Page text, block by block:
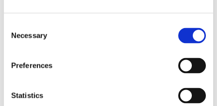
Selection
Necessary
Preferences
Statistics
BESKRIVNING
Stilrent kuddfodral med sydda veck som skapar
en vågig struktur, slät baksida och dekorativa
Kuddfodralet blir ett elegant tillskott i rummet